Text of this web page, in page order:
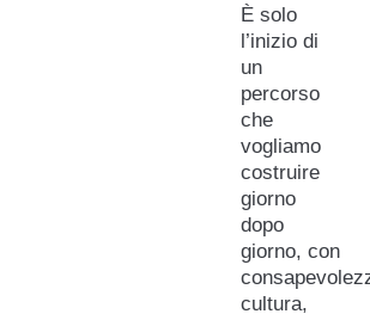
È solo
l’inizio di
un
percorso
che
vogliamo
costruire
giorno
dopo
giorno, con
cultura,